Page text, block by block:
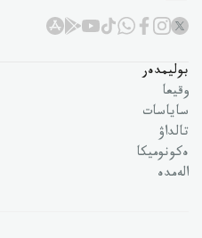
بوليمدەر
وقيعا
ساياسات
تالداۋ
ەكونوميكا
الەمدە